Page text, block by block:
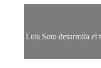
Luis Soto desarrolla el